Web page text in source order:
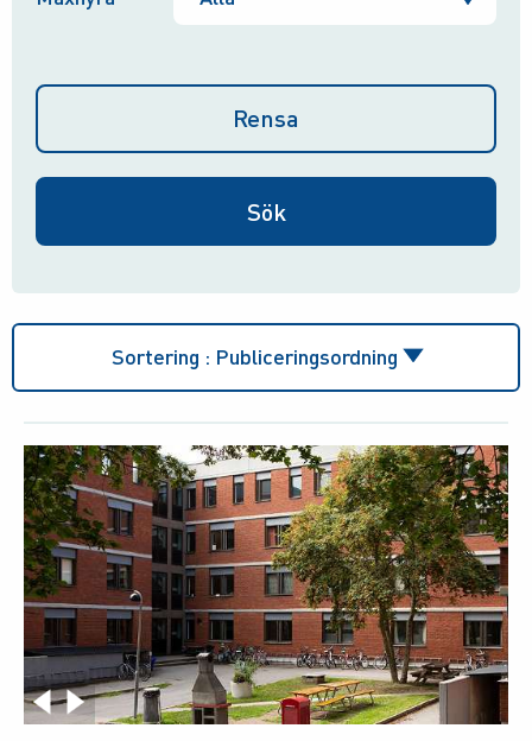
Rensa
Sortering : Publiceringsordning